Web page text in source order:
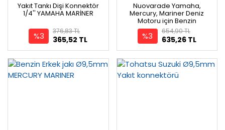
Yakıt Tankı Dişi Konnektör
1/4'' YAMAHA MARİNER
%3 365,52 TL
376,83 TL
Nuovarade Yamaha,
Mercury, Mariner Deniz
Motoru için Benzin
adaptörü Ø8,5mm
%3 635,26 TL
654,90 TL